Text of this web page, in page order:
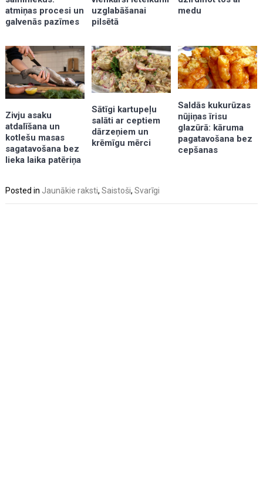
atmiņas procesi un
galvenās pazīmes
uzglabāšanai
pilsētā
medu
Zivju asaku
atdalīšana un
kotlešu masas
sagatavošana bez
lieka laika patēriņa
Sātīgi kartupeļu
salāti ar ceptiem
dārzeņiem un
krēmīgu mērci
Saldās kukurūzas
nūjiņas īrisu
glazūrā: kāruma
pagatavošana bez
cepšanas
Posted in Jaunākie raksti,Saistoši,Svarīgi